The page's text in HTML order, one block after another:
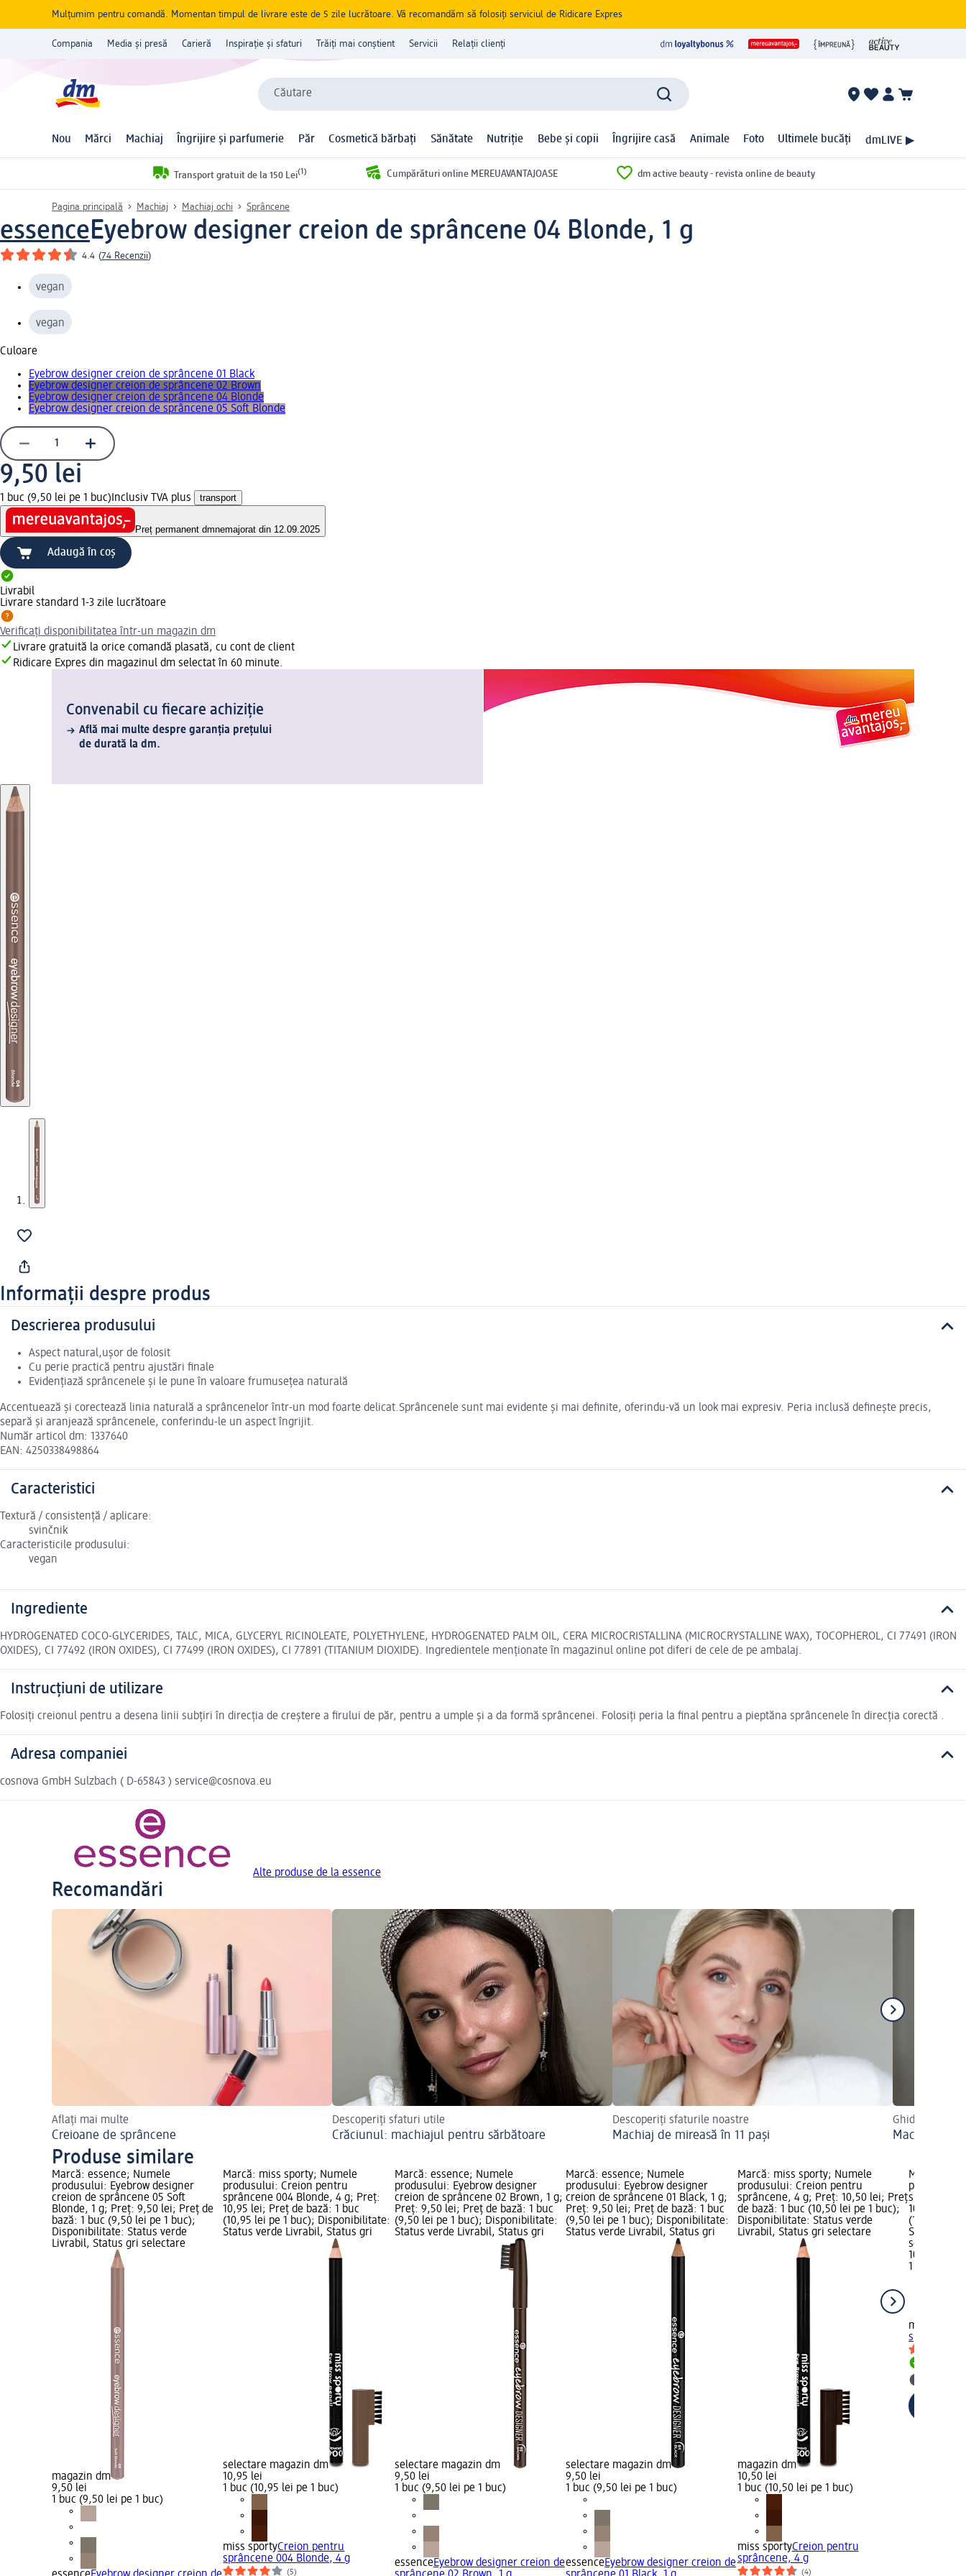
Mulțumim pentru comandă. Momentan timpul de livrare este de 5 zile lucrătoare. Vă recomandăm să folosiți serviciul de Ridicare Expres
Compania Media și presă Carieră Inspirație și sfaturi Trăiți mai conștient Servicii Relații clienți
Căutare
Nou Mărci Machiaj Îngrijire și parfumerie Păr Cosmetică bărbați Sănătate Nutriție Bebe și copii Îngrijire casă Animale Foto Ultimele bucăți dmLIVE ▶
Transport gratuit de la 150 Lei(1) Cumpărături online MEREUAVANTAJOASE dm active beauty - revista online de beauty
Pagina principală Machiaj Machiaj ochi Sprâncene
essenceEyebrow designer creion de sprâncene 04 Blonde, 1 g
4.4 (74 Recenzii)
vegan
vegan
Culoare
Eyebrow designer creion de sprâncene 01 Black
Eyebrow designer creion de sprâncene 02 Brown
Eyebrow designer creion de sprâncene 04 Blonde
Eyebrow designer creion de sprâncene 05 Soft Blonde
9,50 lei
1 buc (9,50 lei pe 1 buc) Inclusiv TVA plus transport
Preț permanent dmnemajorat din 12.09.2025
Adaugă în coș
Livrabil
Livrare standard 1-3 zile lucrătoare
Verificați disponibilitatea într-un magazin dm
Livrare gratuită la orice comandă plasată, cu cont de client
Ridicare Expres din magazinul dm selectat în 60 minute.
Convenabil cu fiecare achiziție
Află mai multe despre garanția prețului
de durată la dm.
Informații despre produs
Descrierea produsului
Aspect natural,ușor de folosit
Cu perie practică pentru ajustări finale
Evidențiază sprâncenele și le pune în valoare frumusețea naturală
Accentuează și corectează linia naturală a sprâncenelor într-un mod foarte delicat.Sprâncenele sunt mai evidente și mai definite, oferindu-vă un look mai expresiv. Peria inclusă definește precis,
separă și aranjează sprâncenele, conferindu-le un aspect îngrijit.
Număr articol dm: 1337640
EAN: 4250338498864
Caracteristici
Textură / consistență / aplicare:
svinčnik
Caracteristicile produsului:
vegan
Ingrediente
HYDROGENATED COCO-GLYCERIDES, TALC, MICA, GLYCERYL RICINOLEATE, POLYETHYLENE, HYDROGENATED PALM OIL, CERA MICROCRISTALLINA (MICROCRYSTALLINE WAX), TOCOPHEROL, CI 77491 (IRON
OXIDES), CI 77492 (IRON OXIDES), CI 77499 (IRON OXIDES), CI 77891 (TITANIUM DIOXIDE). Ingredientele menționate în magazinul online pot diferi de cele de pe ambalaj.
Instrucțiuni de utilizare
Folosiți creionul pentru a desena linii subțiri în direcția de creștere a firului de păr, pentru a umple și a da formă sprâncenei. Folosiți peria la final pentru a pieptăna sprâncenele în direcția corectă .
Adresa companiei
cosnova GmbH Sulzbach ( D-65843 ) service@cosnova.eu
Alte produse de la essence
Recomandări
Aflați mai multe
Creioane de sprâncene
Descoperiți sfaturi utile
Crăciunul: machiajul pentru sărbătoare
Descoperiți sfaturile noastre
Machiaj de mireasă în 11 pași
Ghidul pas cu
Machiaj
Produse similare
Marcă: essence; Numele
produsului: Eyebrow designer
creion de sprâncene 05 Soft
Blonde, 1 g; Preț: 9,50 lei; Preț de
bază: 1 buc (9,50 lei pe 1 buc);
Disponibilitate: Status verde
Livrabil, Status gri selectare
magazin dm
9,50 lei
1 buc (9,50 lei pe 1 buc)
Marcă: miss sporty; Numele
produsului: Creion pentru
sprâncene 004 Blonde, 4 g; Preț:
10,95 lei; Preț de bază: 1 buc
(10,95 lei pe 1 buc); Disponibilitate:
Status verde Livrabil, Status gri
selectare magazin dm
10,95 lei
1 buc (10,95 lei pe 1 buc)
miss sportyCreion pentru
sprâncene 004 Blonde, 4 g
(5)
Marcă: essence; Numele
produsului: Eyebrow designer
creion de sprâncene 02 Brown, 1 g;
Preț: 9,50 lei; Preț de bază: 1 buc
(9,50 lei pe 1 buc); Disponibilitate:
Status verde Livrabil, Status gri
selectare magazin dm
9,50 lei
1 buc (9,50 lei pe 1 buc)
essenceEyebrow designer creion de
Marcă: essence; Numele
produsului: Eyebrow designer
creion de sprâncene 01 Black, 1 g;
Preț: 9,50 lei; Preț de bază: 1 buc
(9,50 lei pe 1 buc); Disponibilitate:
Status verde Livrabil, Status gri
selectare magazin dm
9,50 lei
1 buc (9,50 lei pe 1 buc)
essenceEyebrow designer creion de
Marcă: miss sporty; Numele
produsului: Creion pentru
sprâncene, 4 g; Preț: 10,50 lei; Preț
de bază: 1 buc (10,50 lei pe 1 buc);
Disponibilitate: Status verde
Livrabil, Status gri selectare
magazin dm
10,50 lei
1 buc (10,50 lei pe 1 buc)
miss sportyCreion pentru
sprâncene, 4 g
(4)
Marcă:
sprâncene
10,50 lei;
(10,50 lei
Status
selectare
10,50 lei
1 buc
miss sporty
sprâncene